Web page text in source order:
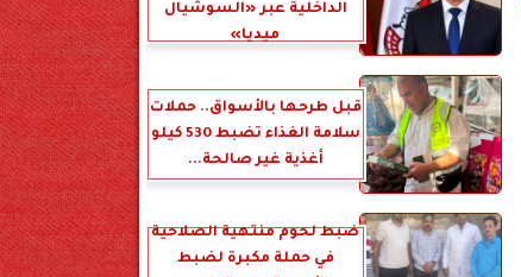
الداخلية عبر «السوشيال
ميديا»
قبل طرحها بالأسواق.. حملات
سلامة الغذاء تضبط 530 كيلو
أغذية غير صالحة...
ضبط لحوم منتهية الصلاحية
في حملة مكبرة لضبط